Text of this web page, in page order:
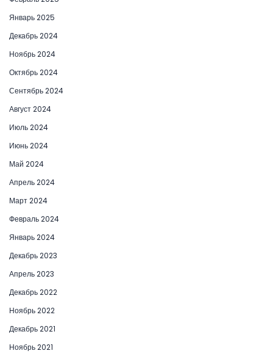
Январь 2025
Декабрь 2024
Ноябрь 2024
Октябрь 2024
Сентябрь 2024
Август 2024
Июль 2024
Июнь 2024
Май 2024
Апрель 2024
Март 2024
Февраль 2024
Январь 2024
Декабрь 2023
Апрель 2023
Декабрь 2022
Ноябрь 2022
Декабрь 2021
Ноябрь 2021